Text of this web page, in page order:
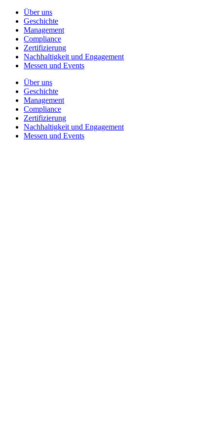
Über uns
Geschichte
Management
Compliance
Zertifizierung
Nachhaltigkeit und Engagement
Messen und Events
Über uns
Geschichte
Management
Compliance
Zertifizierung
Nachhaltigkeit und Engagement
Messen und Events